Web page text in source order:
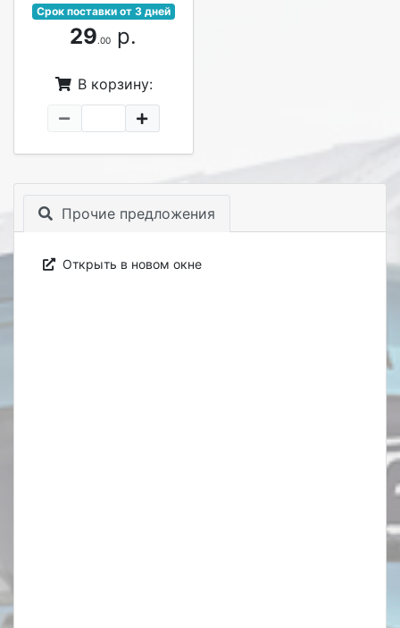
Срок поставки от 3 дней
29.00 р.
В корзину:
Прочие предложения
Открыть в новом окне